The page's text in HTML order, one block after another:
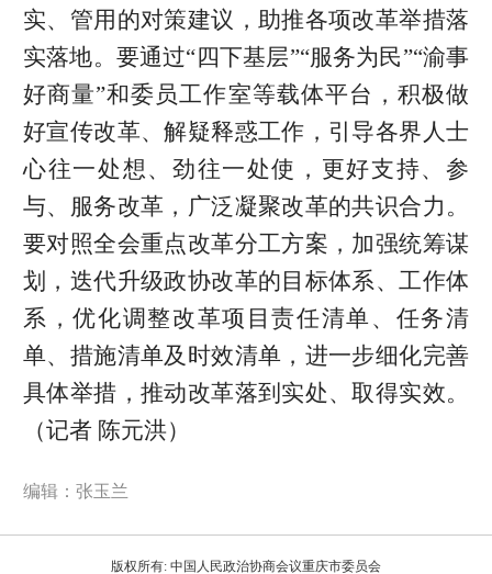
实、管用的对策建议，助推各项改革举措落
实落地。要通过“四下基层”“服务为民”“渝事
好商量”和委员工作室等载体平台，积极做
好宣传改革、解疑释惑工作，引导各界人士
心往一处想、劲往一处使，更好支持、参
与、服务改革，广泛凝聚改革的共识合力。
要对照全会重点改革分工方案，加强统筹谋
划，迭代升级政协改革的目标体系、工作体
系，优化调整改革项目责任清单、任务清
单、措施清单及时效清单，进一步细化完善
具体举措，推动改革落到实处、取得实效。
（记者 陈元洪）
编辑：张玉兰
版权所有: 中国人民政治协商会议重庆市委员会